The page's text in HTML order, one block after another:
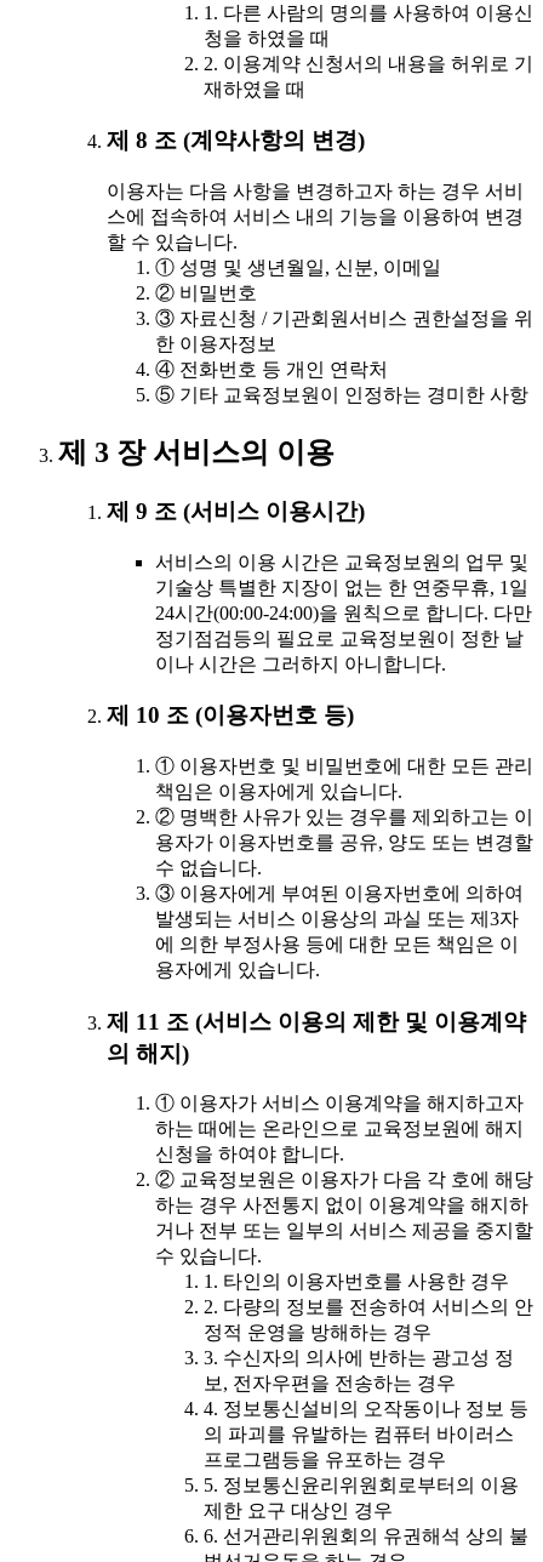
1. 다른 사람의 명의를 사용하여 이용신
청을 하였을 때
2. 이용계약 신청서의 내용을 허위로 기
재하였을 때
제 8 조 (계약사항의 변경)
이용자는 다음 사항을 변경하고자 하는 경우 서비
스에 접속하여 서비스 내의 기능을 이용하여 변경
할 수 있습니다.
① 성명 및 생년월일, 신분, 이메일
② 비밀번호
③ 자료신청 / 기관회원서비스 권한설정을 위
한 이용자정보
④ 전화번호 등 개인 연락처
⑤ 기타 교육정보원이 인정하는 경미한 사항
제 3 장 서비스의 이용
제 9 조 (서비스 이용시간)
서비스의 이용 시간은 교육정보원의 업무 및
기술상 특별한 지장이 없는 한 연중무휴, 1일
24시간(00:00-24:00)을 원칙으로 합니다. 다만
정기점검등의 필요로 교육정보원이 정한 날
이나 시간은 그러하지 아니합니다.
제 10 조 (이용자번호 등)
① 이용자번호 및 비밀번호에 대한 모든 관리
책임은 이용자에게 있습니다.
② 명백한 사유가 있는 경우를 제외하고는 이
용자가 이용자번호를 공유, 양도 또는 변경할
수 없습니다.
③ 이용자에게 부여된 이용자번호에 의하여
발생되는 서비스 이용상의 과실 또는 제3자
에 의한 부정사용 등에 대한 모든 책임은 이
용자에게 있습니다.
제 11 조 (서비스 이용의 제한 및 이용계약
의 해지)
① 이용자가 서비스 이용계약을 해지하고자
하는 때에는 온라인으로 교육정보원에 해지
신청을 하여야 합니다.
② 교육정보원은 이용자가 다음 각 호에 해당
하는 경우 사전통지 없이 이용계약을 해지하
거나 전부 또는 일부의 서비스 제공을 중지할
수 있습니다.
1. 타인의 이용자번호를 사용한 경우
2. 다량의 정보를 전송하여 서비스의 안
정적 운영을 방해하는 경우
3. 수신자의 의사에 반하는 광고성 정
보, 전자우편을 전송하는 경우
4. 정보통신설비의 오작동이나 정보 등
의 파괴를 유발하는 컴퓨터 바이러스
프로그램등을 유포하는 경우
5. 정보통신윤리위원회로부터의 이용
제한 요구 대상인 경우
6. 선거관리위원회의 유권해석 상의 불